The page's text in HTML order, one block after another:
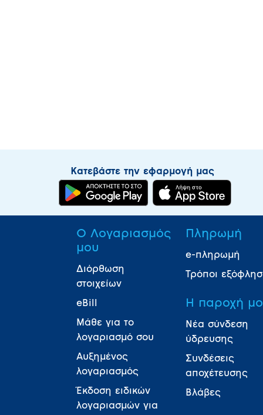
Κατεβάστε την εφαρμογή μας
Ο Λογαριασμός
μου
Διόρθωση
στοιχείων
eBill
Μάθε για το
λογαριασμό σου
Αυξημένος
λογαριασμός
Έκδοση ειδικών
λογαριασμών για
Πληρωμή
e-πληρωμή
Τρόποι
Η παροχή
Νέα σύνδεση
ύδρευσης
Συνδέσεις
αποχέτευσης
Βλάβες